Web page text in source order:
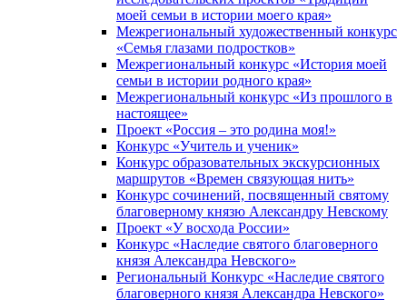
моей семьи в истории моего края»
Межрегиональный художественный конкурс
«Семья глазами подростков»
Межрегиональный конкурс «История моей
семьи в истории родного края»
Межрегиональный конкурс «Из прошлого в
настоящее»
Проект «Россия – это родина моя!»
Конкурс «Учитель и ученик»
Конкурс образовательных экскурсионных
маршрутов «Времен связующая нить»
Конкурс сочинений, посвященный святому
благоверному князю Александру Невскому
Проект «У восхода России»
Конкурс «Наследие святого благоверного
князя Александра Невского»
Региональный Конкурс «Наследие святого
благоверного князя Александра Невского»